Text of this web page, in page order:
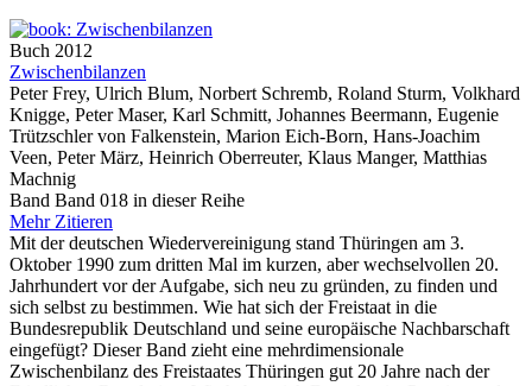
Buch 2012
Zwischenbilanzen
Peter Frey, Ulrich Blum, Norbert Schremb, Roland Sturm, Volkhard
Knigge, Peter Maser, Karl Schmitt, Johannes Beermann, Eugenie
Trützschler von Falkenstein, Marion Eich-Born, Hans-Joachim
Veen, Peter März, Heinrich Oberreuter, Klaus Manger, Matthias
Machnig
Band Band 018 in dieser Reihe
Mehr Zitieren
Mit der deutschen Wiedervereinigung stand Thüringen am 3.
Oktober 1990 zum dritten Mal im kurzen, aber wechselvollen 20.
Jahrhundert vor der Aufgabe, sich neu zu gründen, zu finden und
sich selbst zu bestimmen. Wie hat sich der Freistaat in die
Bundesrepublik Deutschland und seine europäische Nachbarschaft
eingefügt? Dieser Band zieht eine mehrdimensionale
Zwischenbilanz des Freistaates Thüringen gut 20 Jahre nach der